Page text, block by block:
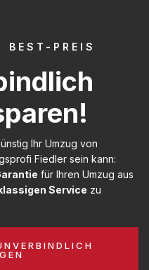
BEST-PREIS
Ihr Umzug von
Fiedler sein kann:
für Ihren Umzug aus
Service zu